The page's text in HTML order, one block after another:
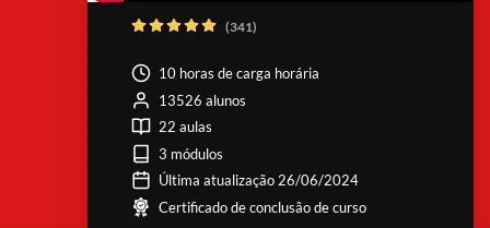
(341)
10 horas de carga horária
13526 alunos
22 aulas
3 módulos
Última atualização 26/06/2024
Certificado de conclusão de curso